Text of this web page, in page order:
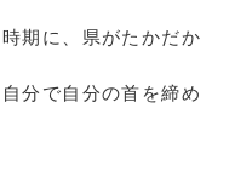
期に、県がたかだか
分で自分の首を締め